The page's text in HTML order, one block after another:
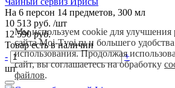
На 6 персон 14 предметов, 300 мл
10 513 руб. /шт
12 590 руб.
Товар есть в наличии
-
+
шт
Мы используем cookie для улучшения
сайта Moi-Tvoi.ru и большего
использования. Продолжая
сайт, вы соглашаетесь на обработку
файлов.